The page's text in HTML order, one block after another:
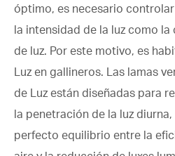
óptimo, es necesario
la intensidad de la luz como
de luz. Por este motivo, es
Luz en gallineros. Las lamas
de Luz están diseñadas para
la penetración de la luz
perfecto equilibrio entre la